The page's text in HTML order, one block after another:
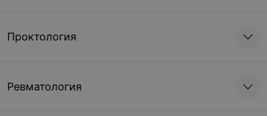
Проктология
Ревматология